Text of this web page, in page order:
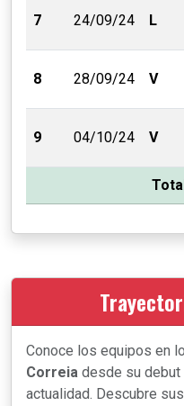
7 24/09/24 L
8 28/09/24 V
9 04/10/24 V
Conoce los equipos en
Correia desde su
actualidad. Descubre